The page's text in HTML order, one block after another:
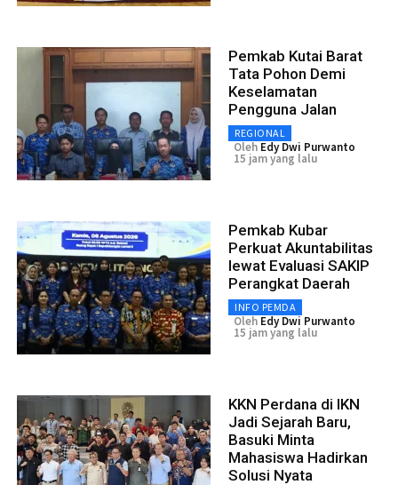
Pemkab Kutai Barat
Tata Pohon Demi
Keselamatan
Pengguna Jalan
REGIONAL
Oleh Edy Dwi Purwanto
15 jam yang lalu
Pemkab Kubar
Perkuat Akuntabilitas
lewat Evaluasi SAKIP
Perangkat Daerah
INFO PEMDA
Oleh Edy Dwi Purwanto
15 jam yang lalu
KKN Perdana di IKN
Jadi Sejarah Baru,
Basuki Minta
Mahasiswa Hadirkan
Solusi Nyata